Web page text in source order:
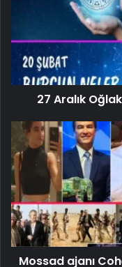
27 Aralık
Mossad ajanı